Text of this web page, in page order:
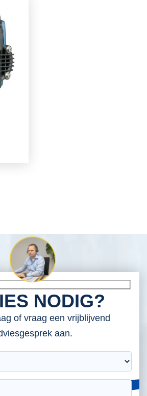
NODIG?
of vraag een vrijblijvend
aan.